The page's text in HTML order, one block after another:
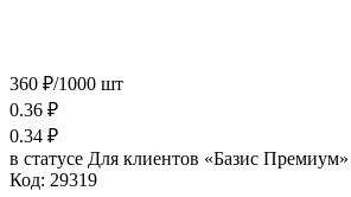
360 ₽/1000 шт
0.36 ₽
0.34 ₽
в статусе Для клиентов «Базис Премиум»
Код: 29319